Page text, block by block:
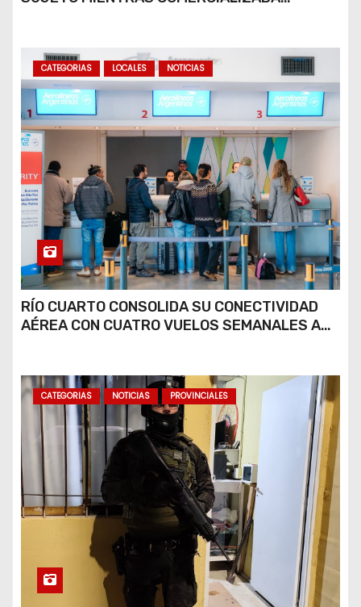
CATEGORIAS LOCALES NOTICIAS
RÍO CUARTO CONSOLIDA SU CONECTIVIDAD
AÉREA CON CUATRO VUELOS SEMANALES A
CATEGORIAS NOTICIAS PROVINCIALES